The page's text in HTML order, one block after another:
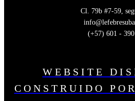
Cl. 79b #7-59,
(+57) 601 -
WEBSITE
CONSTRUIDO